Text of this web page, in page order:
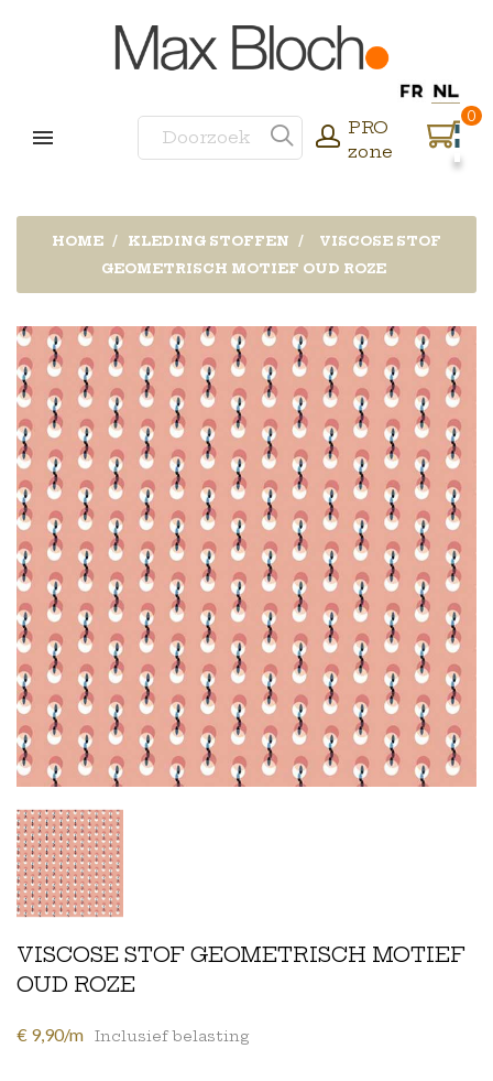
PRO
zone
0
HOME KLEDING STOFFEN
VISCOSE STOF
GEOMETRISCH MOTIEF OUD ROZE
VISCOSE STOF GEOMETRISCH MOTIEF
OUD ROZE
€ 9,90/m Inclusief belasting